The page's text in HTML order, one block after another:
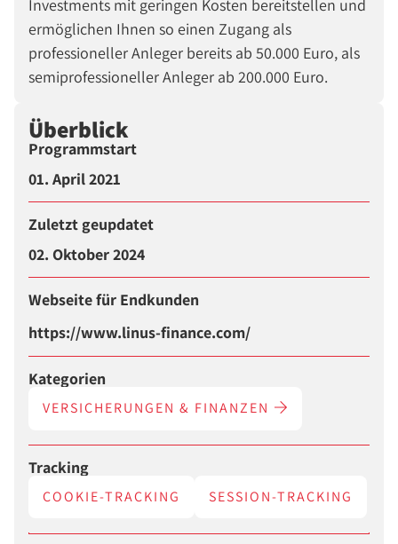
Investments mit geringen Kosten bereitstellen und
ermöglichen Ihnen so einen Zugang als
professioneller Anleger bereits ab 50.000 Euro, als
semiprofessioneller Anleger ab 200.000 Euro.
Überblick
Programmstart
01. April 2021
Zuletzt geupdatet
02. Oktober 2024
Webseite für Endkunden
https://www.linus-finance.com/
Kategorien
VERSICHERUNGEN & FINANZEN
Tracking
COOKIE-TRACKING SESSION-TRACKING